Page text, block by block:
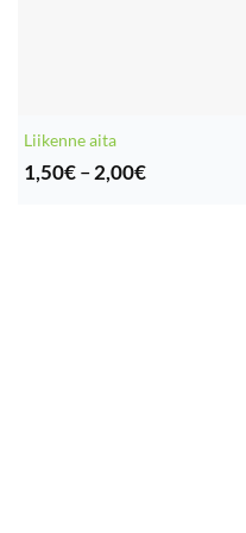
Liikenne aita
1,50€ – 2,00€Hintaluokka: